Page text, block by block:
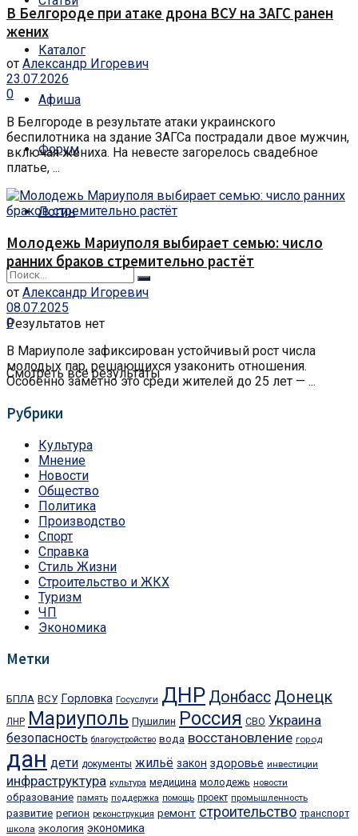
Каталог
Афиша
Форум
Логин
Результатов нет
Смотреть все результаты
В Белгороде при атаке дрона ВСУ на ЗАГС ранен
жених
от Александр Игоревич
23.07.2026
0
В Белгороде в результате атаки украинского
беспилотника на здание ЗАГСа пострадали двое мужчин,
включая жениха. На невесте загорелось свадебное
платье, ...
Молодежь Мариуполя выбирает семью: число
ранних браков стремительно растёт
от Александр Игоревич
08.07.2025
0
В Мариуполе зафиксирован устойчивый рост числа
молодых пар, решающихся узаконить отношения.
Особенно заметно это среди жителей до 25 лет — ...
Рубрики
Культура
Мнение
Новости
Общество
Политика
Производство
Спорт
Справка
Стиль Жизни
Строительство и ЖКХ
Туризм
ЧП
Экономика
Метки
БПЛА ВСУ Горловка Госуслуги ДНР Донбасс Донецк
ЛНР Мариуполь Пушилин Россия СВО Украина
безопасность благоустройство вода восстановление город
дан дети документы жильё закон здоровье инвестиции
инфраструктура культура медицина молодежь новости
образование память поддержка помощь проект промышленность
развитие регион реконструкция ремонт строительство транспорт
школа экология экономика